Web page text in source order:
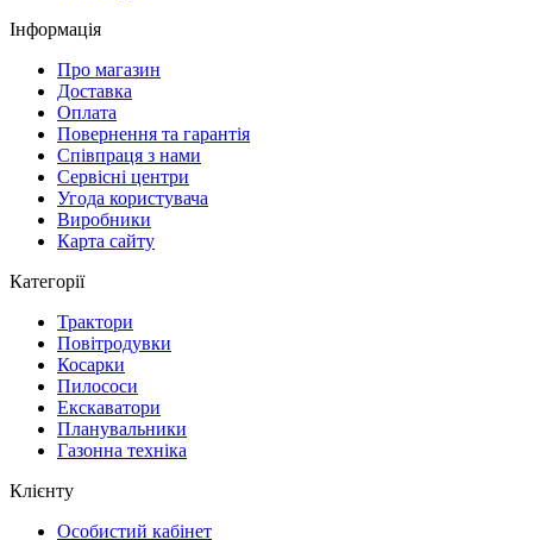
Інформація
Про магазин
Доставка
Оплата
Повернення та гарантія
Співпраця з нами
Сервісні центри
Угода користувача
Виробники
Карта сайту
Категорії
Трактори
Повітродувки
Косарки
Пилососи
Екскаватори
Планувальники
Газонна техніка
Клієнту
Особистий кабінет